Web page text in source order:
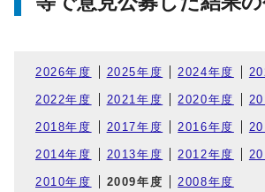
2026年度 2025年度 2024年度
2022年度 2021年度 2020年度
2018年度 2017年度 2016年度
2014年度 2013年度 2012年度
2010年度 2009年度 2008年度